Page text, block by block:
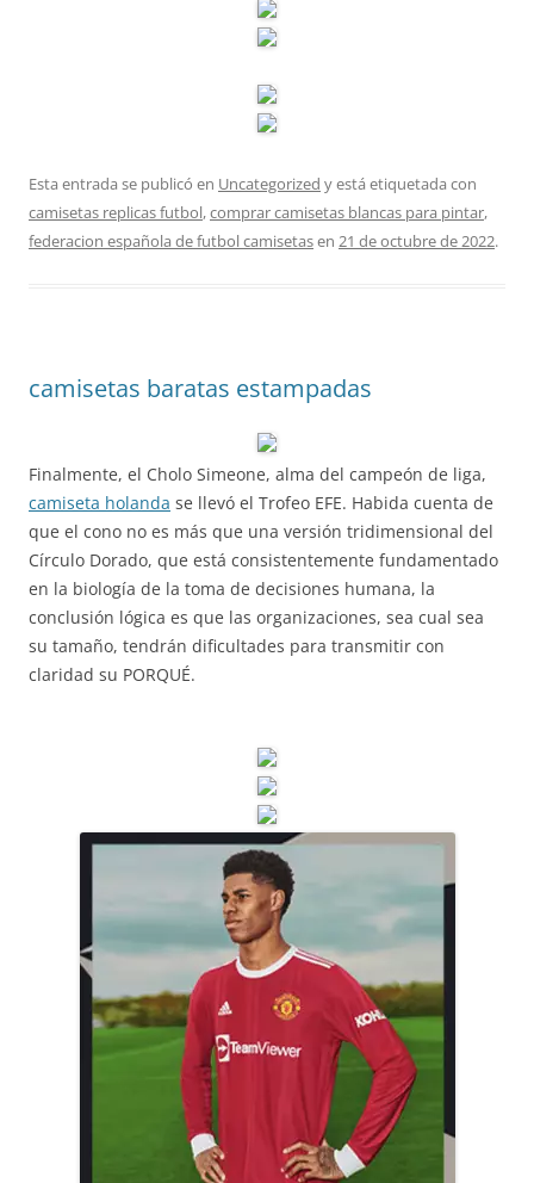
Esta entrada se publicó en Uncategorized y está etiquetada con
camisetas replicas futbol,comprar camisetas blancas para pintar,
federacion española de futbol camisetasen 21 de octubre de 2022.
camisetas baratas estampadas
Finalmente, el Cholo Simeone, alma del campeón de liga,
camiseta holanda se llevó el Trofeo EFE. Habida cuenta de
que el cono no es más que una versión tridimensional del
Círculo Dorado, que está consistentemente fundamentado
en la biología de la toma de decisiones humana, la
conclusión lógica es que las organizaciones, sea cual sea
su tamaño, tendrán dificultades para transmitir con
claridad su PORQUÉ.